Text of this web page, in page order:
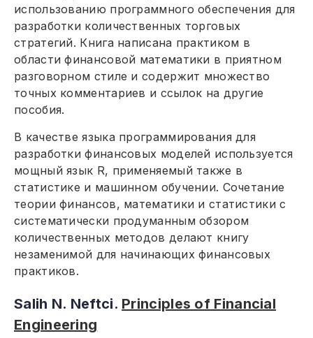
использованию программного обеспечения для
разработки количественных торговых
стратегий. Книга написана практиком в
области финансовой математики в приятном
разговорном стиле и содержит множество
точных комментариев и ссылок на другие
пособия.
В качестве языка программирования для
разработки финансовых моделей используется
мощный язык R, применяемый также в
статистике и машинном обучении. Сочетание
теории финансов, математики и статистики с
систематически продуманным обзором
количественных методов делают книгу
незаменимой для начинающих финансовых
практиков.
Salih N. Neftci. Principles of Financial
Engineering